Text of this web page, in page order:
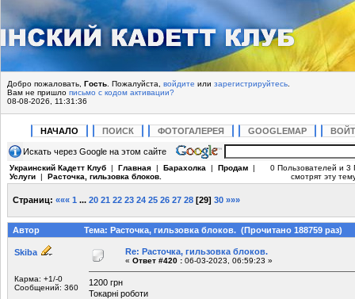
Добро пожаловать, Гость . Пожалуйста, войдите или зарегистрируйтесь
Вам не пришло письмо с кодом активации?
08-08-2026, 11:31:36
НАЧАЛО ПОИСК ФОТОГАЛЕРЕЯ GOOGLEMAP
Искать через Google на этом сайте
Украинский Кадетт Клуб | Главная | Барахолка | Продам |
Услуги | Расточка, гильзовка блоков.
0 Пользователей и 3
смотрят эту
Страниц: ««« 1 ... 20 21 22 23 24 25 26 27 28 [29] 30 »»»
Автор Тема: Расточка, гильзовка блоков. (Прочитано 188759 раз)
Skiba
Карма: +1/-0
Сообщений: 360
Re: Расточка, гильзовка блоков.
« Ответ #420 : 06-03-2023, 06:59:23 »
1200 грн
Токарні роботи